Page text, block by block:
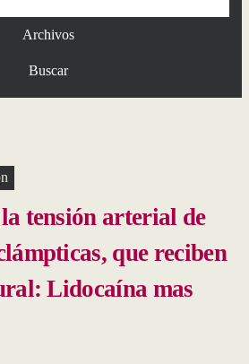
Archivos
Buscar
tensión arterial de
que reciben
Lidocaína mas